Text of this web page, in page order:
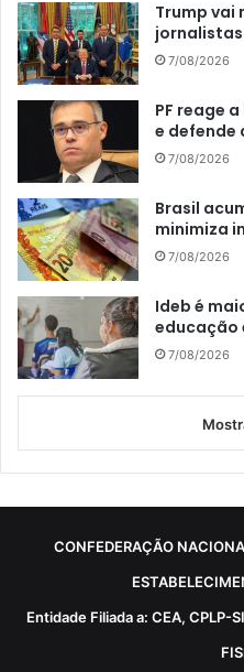
Trump vai
7/08/2026
PF reage
e defende
7/08/2026
Brasil
minimiza
7/08/2026
Ideb é
educação
7/08/2026
CONFEDERAÇÃO
Entidade Filiada a: CEA, CPLP-